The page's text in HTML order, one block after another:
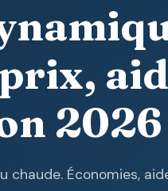
2026
chaude. Économies,